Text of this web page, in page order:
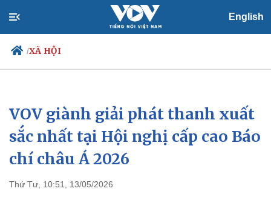
English
/XÃ HỘI
Chính trị
Đảng
Tổ chức nhân sự
Quốc hội
Xã hội
Tin 24h
Dự báo thời tiết
VOV giành giải phát thanh xuất
sắc nhất tại Hội nghị cấp cao Báo
chí châu Á 2026
Thứ Tư, 10:51, 13/05/2026